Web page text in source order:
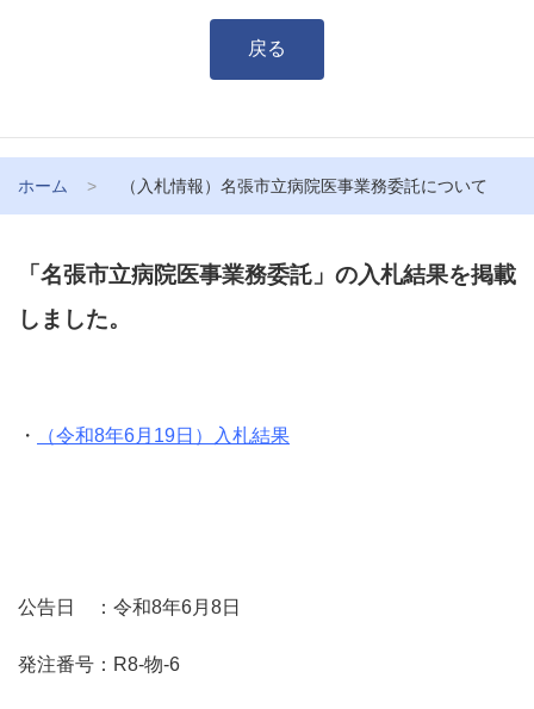
戻る
ホーム （入札情報）名張市立病院医事業務委託について
「名張市立病院医事業務委託」の入札結果を掲載
しました。
・ （令和8年6月19日）入札結果
公告日 ：令和8年6月8日
発注番号：R8-物-6